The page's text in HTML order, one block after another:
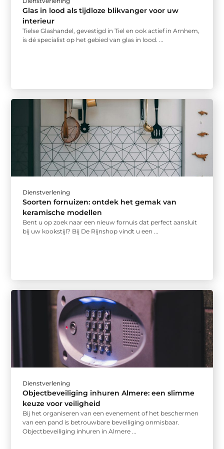
Glas in lood als tijdloze blikvanger voor uw
interieur
Tielse Glashandel, gevestigd in Tiel en ook actief in Arnhem,
is dé specialist op het gebied van glas in lood. ...
Dienstverlening
Soorten fornuizen: ontdek het gemak van
keramische modellen
Bent u op zoek naar een nieuw fornuis dat perfect aansluit
bij uw kookstijl? Bij De Rijnshop vindt u een ...
Dienstverlening
Objectbeveiliging inhuren Almere: een slimme
keuze voor veiligheid
Bij het organiseren van een evenement of het beschermen
van een pand is betrouwbare beveiliging onmisbaar.
Objectbeveiliging inhuren in Almere ...